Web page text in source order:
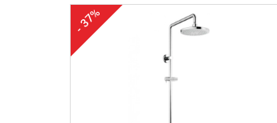
- 37%